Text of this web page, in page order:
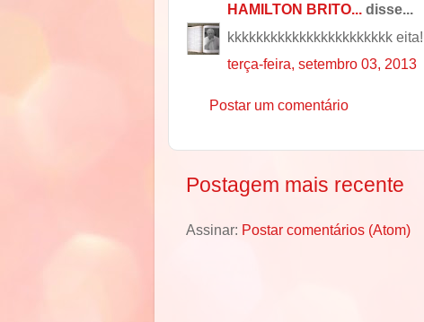
HAMILTON BRITO... disse...
kkkkkkkkkkkkkkkkkkkkkkk eita!
terça-feira, setembro 03, 2013
Postar um comentário
Postagem mais recente
Assinar: Postar comentários (Atom)